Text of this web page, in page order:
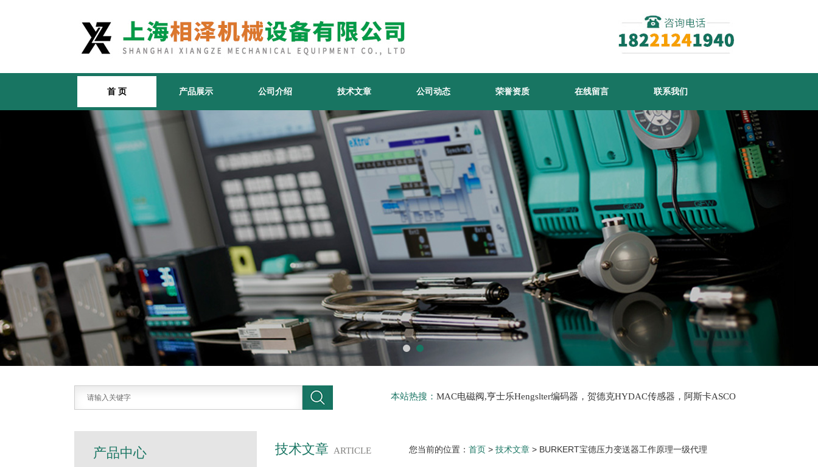
首 页 产品展示 公司介绍 技术文章 公司动态 荣誉资质 在线留言 联系我们
本站热搜： MAC电磁阀,亨士乐Hengslter编码器，贺德克HYDAC传感器，阿斯卡ASCO
技术文章 ARTICLE 您当前的位置： 首页 > 技术文章 > BURKERT宝德压力变送器工作原理一级代理
产品中心